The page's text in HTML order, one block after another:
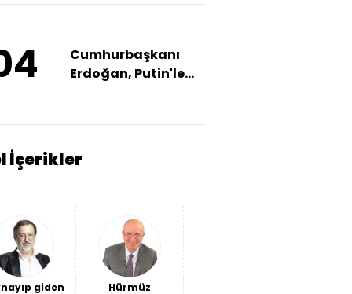
İçerikler
giden
Hürmüz
Cumhurbaşkanı
Erdoğan, Putin'le